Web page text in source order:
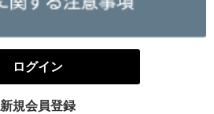
ログイン
新規会員登録